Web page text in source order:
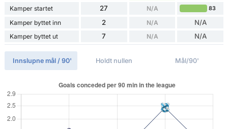
Kamper startet 27 N/A 83
Kamper byttet inn 2 N/A N/A
Kamper byttet ut 7 N/A N/A
Innslupne mål / 90' Holdt nullen Mål/90'